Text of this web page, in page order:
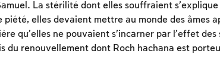
La stérilité dont elles souffraient s’explique
piété, elles devaient mettre au monde des âmes
qu’elles ne pouvaient s’incarner par l’effet des
du renouvellement dont Roch hachana est